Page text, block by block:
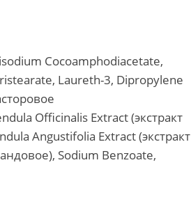
Cocoamphodiacetate,
Laureth-3, Dipropylene
Officinalis Extract (экстракт
Angustifolia Extract (экстракт
Sodium Benzoate,